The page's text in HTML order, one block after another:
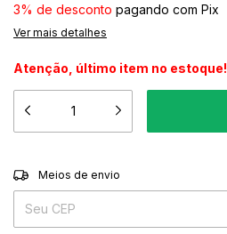
3% de desconto pagando com Pix
Ver mais detalhes
Atenção, último item no estoque!
Entregas para o CEP:
Meios de envio